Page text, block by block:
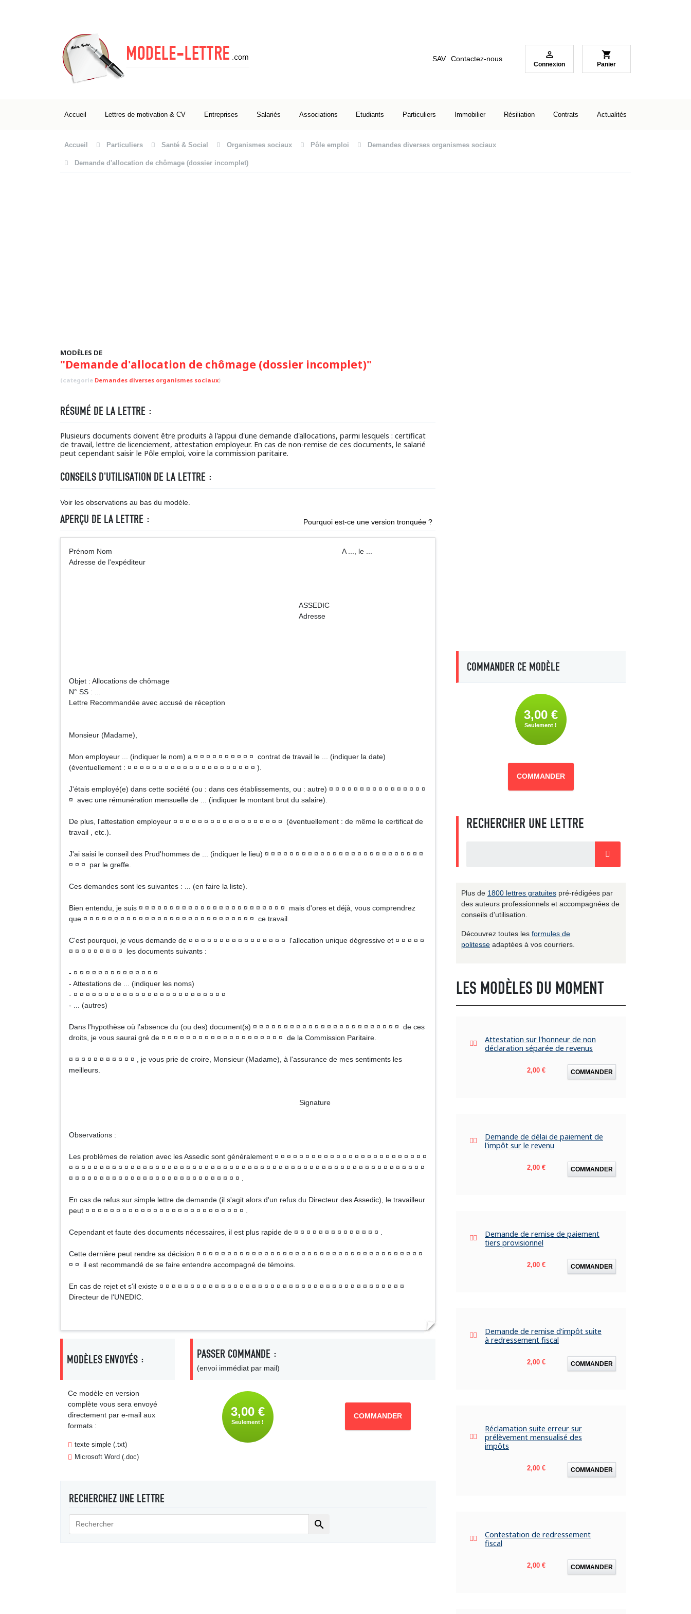
SAV Contactez-nous 
Connexion
shopping_cart
Panier
Accueil Lettres de motivation & CV Entreprises Salariés Associations Etudiants Particuliers Immobilier Résiliation Contrats Actualités
Accueil Particuliers Santé & Social Organismes sociaux Pôle emploi Demandes diverses organismes sociaux
Demande d'allocation de chômage (dossier incomplet)
MODÈLES DE
"Demande d'allocation de chômage (dossier incomplet)"
(categorie Demandes diverses organismes sociaux)
RÉSUMÉ DE LA LETTRE :
Plusieurs documents doivent être produits à l'appui d'une demande d'allocations, parmi lesquels : certificat
de travail, lettre de licenciement, attestation employeur. En cas de non-remise de ces documents, le salarié
peut cependant saisir le Pôle emploi, voire la commission paritaire.
CONSEILS D'UTILISATION DE LA LETTRE :
Voir les observations au bas du modèle.
APERÇU DE LA LETTRE : Pourquoi est-ce une version tronquée ?
Prénom Nom A ..., le ...
Adresse de l'expéditeur
ASSEDIC
Adresse
Objet : Allocations de chômage
N° SS : ...
Lettre Recommandée avec accusé de réception
Monsieur (Madame),
Mon employeur ... (indiquer le nom) a ¤ ¤ ¤ ¤ ¤ ¤ ¤ ¤ ¤ ¤ contrat de travail le ... (indiquer la date)
(éventuellement : ¤ ¤ ¤ ¤ ¤ ¤ ¤ ¤ ¤ ¤ ¤ ¤ ¤ ¤ ¤ ¤ ¤ ¤ ¤ ¤ ¤ ).
J'étais employé(e) dans cette société (ou : dans ces établissements, ou : autre) ¤ ¤ ¤ ¤ ¤ ¤ ¤ ¤ ¤ ¤ ¤ ¤ ¤ ¤ ¤ ¤
¤ avec une rémunération mensuelle de ... (indiquer le montant brut du salaire).
De plus, l'attestation employeur ¤ ¤ ¤ ¤ ¤ ¤ ¤ ¤ ¤ ¤ ¤ ¤ ¤ ¤ ¤ ¤ ¤ ¤ (éventuellement : de même le certificat de
travail , etc.).
J'ai saisi le conseil des Prud'hommes de ... (indiquer le lieu) ¤ ¤ ¤ ¤ ¤ ¤ ¤ ¤ ¤ ¤ ¤ ¤ ¤ ¤ ¤ ¤ ¤ ¤ ¤ ¤ ¤ ¤ ¤ ¤ ¤ ¤
¤ ¤ ¤ par le greffe.
Ces demandes sont les suivantes : ... (en faire la liste).
Bien entendu, je suis ¤ ¤ ¤ ¤ ¤ ¤ ¤ ¤ ¤ ¤ ¤ ¤ ¤ ¤ ¤ ¤ ¤ ¤ ¤ ¤ ¤ ¤ ¤ ¤ mais d'ores et déjà, vous comprendrez
que ¤ ¤ ¤ ¤ ¤ ¤ ¤ ¤ ¤ ¤ ¤ ¤ ¤ ¤ ¤ ¤ ¤ ¤ ¤ ¤ ¤ ¤ ¤ ¤ ¤ ¤ ¤ ¤ ce travail.
C'est pourquoi, je vous demande de ¤ ¤ ¤ ¤ ¤ ¤ ¤ ¤ ¤ ¤ ¤ ¤ ¤ ¤ ¤ ¤ l'allocation unique dégressive et ¤ ¤ ¤ ¤ ¤
¤ ¤ ¤ ¤ ¤ ¤ ¤ ¤ ¤ les documents suivants :
- ¤ ¤ ¤ ¤ ¤ ¤ ¤ ¤ ¤ ¤ ¤ ¤ ¤ ¤
- Attestations de ... (indiquer les noms)
- ¤ ¤ ¤ ¤ ¤ ¤ ¤ ¤ ¤ ¤ ¤ ¤ ¤ ¤ ¤ ¤ ¤ ¤ ¤ ¤ ¤ ¤ ¤ ¤ ¤
- ... (autres)
Dans l'hypothèse où l'absence du (ou des) document(s) ¤ ¤ ¤ ¤ ¤ ¤ ¤ ¤ ¤ ¤ ¤ ¤ ¤ ¤ ¤ ¤ ¤ ¤ ¤ ¤ ¤ ¤ ¤ ¤ de ces
droits, je vous saurai gré de ¤ ¤ ¤ ¤ ¤ ¤ ¤ ¤ ¤ ¤ ¤ ¤ ¤ ¤ ¤ ¤ ¤ ¤ ¤ ¤ de la Commission Paritaire.
¤ ¤ ¤ ¤ ¤ ¤ ¤ ¤ ¤ ¤ ¤ , je vous prie de croire, Monsieur (Madame), à l'assurance de mes sentiments les
meilleurs.
Signature
Observations :
Les problèmes de relation avec les Assedic sont généralement ¤ ¤ ¤ ¤ ¤ ¤ ¤ ¤ ¤ ¤ ¤ ¤ ¤ ¤ ¤ ¤ ¤ ¤ ¤ ¤ ¤ ¤ ¤ ¤ ¤
¤ ¤ ¤ ¤ ¤ ¤ ¤ ¤ ¤ ¤ ¤ ¤ ¤ ¤ ¤ ¤ ¤ ¤ ¤ ¤ ¤ ¤ ¤ ¤ ¤ ¤ ¤ ¤ ¤ ¤ ¤ ¤ ¤ ¤ ¤ ¤ ¤ ¤ ¤ ¤ ¤ ¤ ¤ ¤ ¤ ¤ ¤ ¤ ¤ ¤ ¤ ¤ ¤ ¤ ¤ ¤ ¤ ¤
¤ ¤ ¤ ¤ ¤ ¤ ¤ ¤ ¤ ¤ ¤ ¤ ¤ ¤ ¤ ¤ ¤ ¤ ¤ ¤ ¤ ¤ ¤ ¤ ¤ ¤ ¤ ¤ .
En cas de refus sur simple lettre de demande (il s'agit alors d'un refus du Directeur des Assedic), le travailleur
peut ¤ ¤ ¤ ¤ ¤ ¤ ¤ ¤ ¤ ¤ ¤ ¤ ¤ ¤ ¤ ¤ ¤ ¤ ¤ ¤ ¤ ¤ ¤ ¤ ¤ ¤ .
Cependant et faute des documents nécessaires, il est plus rapide de ¤ ¤ ¤ ¤ ¤ ¤ ¤ ¤ ¤ ¤ ¤ ¤ ¤ ¤ .
Cette dernière peut rendre sa décision ¤ ¤ ¤ ¤ ¤ ¤ ¤ ¤ ¤ ¤ ¤ ¤ ¤ ¤ ¤ ¤ ¤ ¤ ¤ ¤ ¤ ¤ ¤ ¤ ¤ ¤ ¤ ¤ ¤ ¤ ¤ ¤ ¤ ¤ ¤ ¤ ¤
¤ ¤ il est recommandé de se faire entendre accompagné de témoins.
En cas de rejet et s'il existe ¤ ¤ ¤ ¤ ¤ ¤ ¤ ¤ ¤ ¤ ¤ ¤ ¤ ¤ ¤ ¤ ¤ ¤ ¤ ¤ ¤ ¤ ¤ ¤ ¤ ¤ ¤ ¤ ¤ ¤ ¤ ¤ ¤ ¤ ¤ ¤ ¤ ¤ ¤ ¤
Directeur de l'UNEDIC.
MODÈLES ENVOYÉS :
Ce modèle en version
complète vous sera envoyé
directement par e-mail aux
formats :
texte simple (.txt)
Microsoft Word (.doc)
PASSER COMMANDE :
(envoi immédiat par mail)
3,00 €
Seulement !
COMMANDER
RECHERCHEZ UNE LETTRE

COMMANDER CE MODÈLE
3,00 €
Seulement !
COMMANDER
RECHERCHER UNE LETTRE
Plus de 1800 lettres gratuites pré-rédigées par
des auteurs professionnels et accompagnées de
conseils d'utilisation.
Découvrez toutes les formules de
politesse adaptées à vos courriers.
LES MODÈLES DU MOMENT
Attestation sur l'honneur de non
déclaration séparée de revenus
Prix
2,00 € COMMANDER
Demande de délai de paiement de
l'impôt sur le revenu
Prix
2,00 € COMMANDER
Demande de remise de paiement
tiers provisionnel
Prix
2,00 € COMMANDER
Demande de remise d'impôt suite
à redressement fiscal
Prix
2,00 € COMMANDER
Réclamation suite erreur sur
prélèvement mensualisé des
impôts
Prix
2,00 € COMMANDER
Contestation de redressement
fiscal
Prix
2,00 € COMMANDER